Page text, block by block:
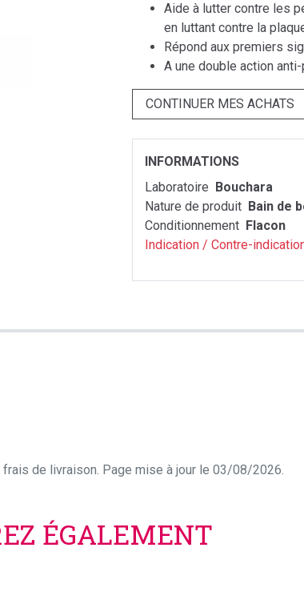
Aide à lutter contre les
en luttant contre la
Répond aux premiers
A une double action
CONTINUER MES ACHATS
INFORMATIONS
Laboratoire Bouchara
Nature de produit Bain de
Conditionnement Flacon
Indication / Contre-
de livraison. Page mise à jour le 03/08/2026.
ÉGALEMENT